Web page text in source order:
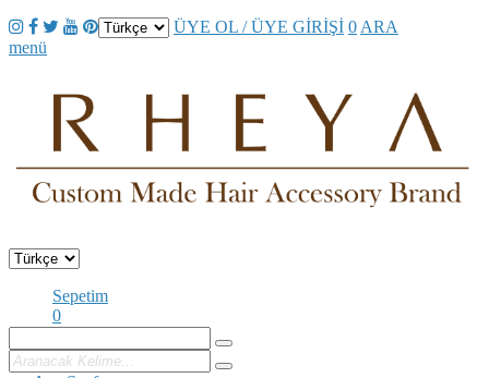
ÜYE OL / ÜYE GİRİŞİ 0 ARA
menü
Sepetim
0